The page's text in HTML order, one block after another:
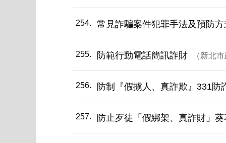
254 常見詐騙案件犯罪手法及預防方
255 防範行動電話簡訊詐財 新北
256 防制『假擄人、真詐欺』331防
257 防止歹徒「假綁架、真詐財」